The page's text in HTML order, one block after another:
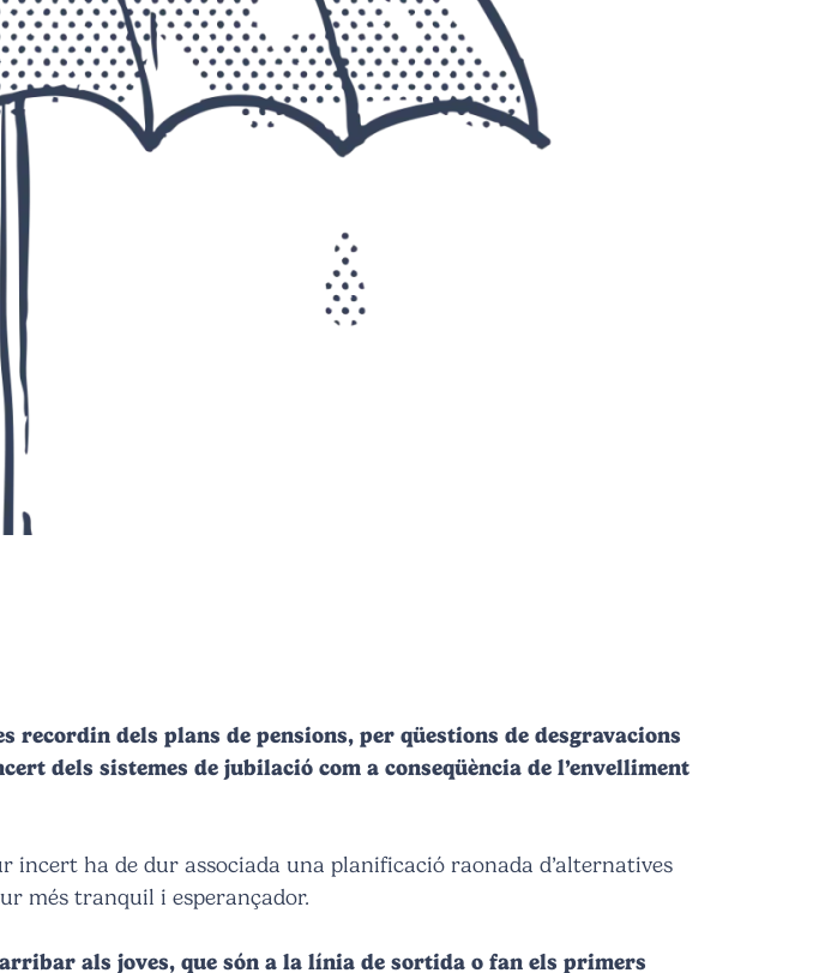
recordin dels plans de pensions, per qüestions de desgravacions
dels sistemes de jubilació com a conseqüència de l’envelliment
ha de dur associada una planificació raonada d’alternatives
més tranquil i esperançador.
als joves, que són a la línia de sortida o fan els primers